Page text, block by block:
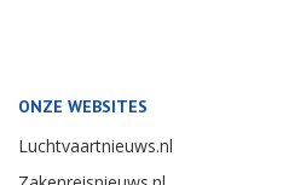
ONZE WEBSITES
Luchtvaartnieuws.nl